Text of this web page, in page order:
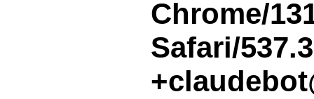
Chrome/
Safari/